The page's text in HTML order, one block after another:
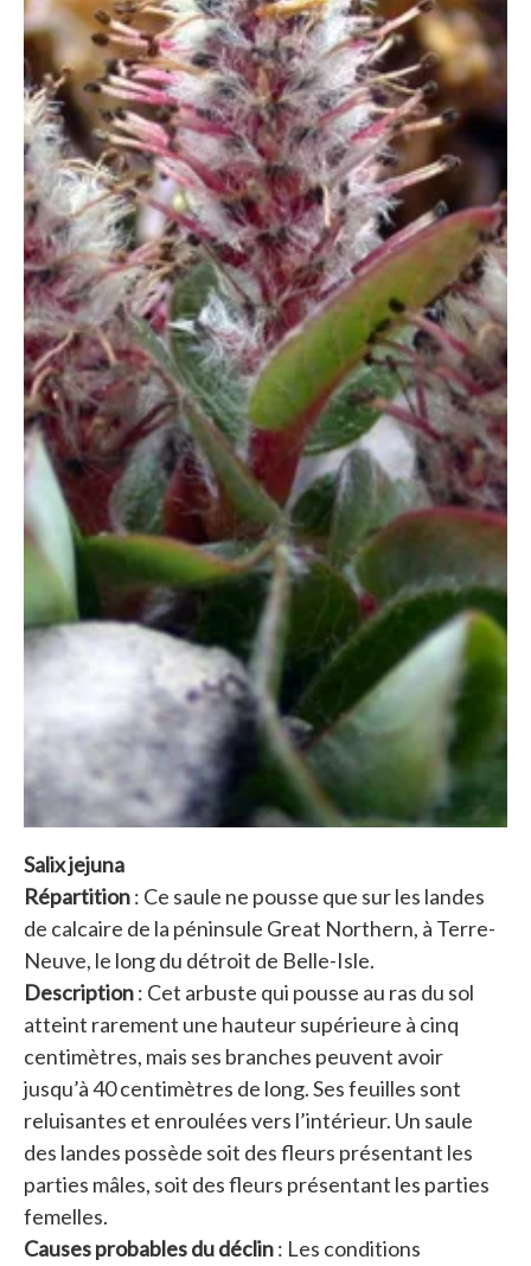
Salix jejuna
Répartition: Ce saule ne pousse que sur les landes
de calcaire de la péninsule Great Northern, à Terre-
Neuve, le long du détroit de Belle-Isle.
Description: Cet arbuste qui pousse au ras du sol
atteint rarement une hauteur supérieure à cinq
centimètres, mais ses branches peuvent avoir
jusqu’à 40 centimètres de long. Ses feuilles sont
reluisantes et enroulées vers l’intérieur. Un saule
des landes possède soit des fleurs présentant les
parties mâles, soit des fleurs présentant les parties
femelles.
Causes probables du déclin: Les conditions